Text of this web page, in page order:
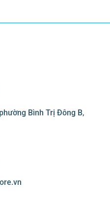
Bình Trị Đông B,